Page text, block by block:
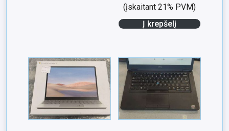
(įskaitant 21% PVM)
Į krepšelį